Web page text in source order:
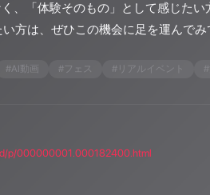
、「体験そのもの」として感じた
方は、ぜひこの機会に足を運んで
#AI動画 # フェス # リアルイベント #
p/000000001.000182400.html